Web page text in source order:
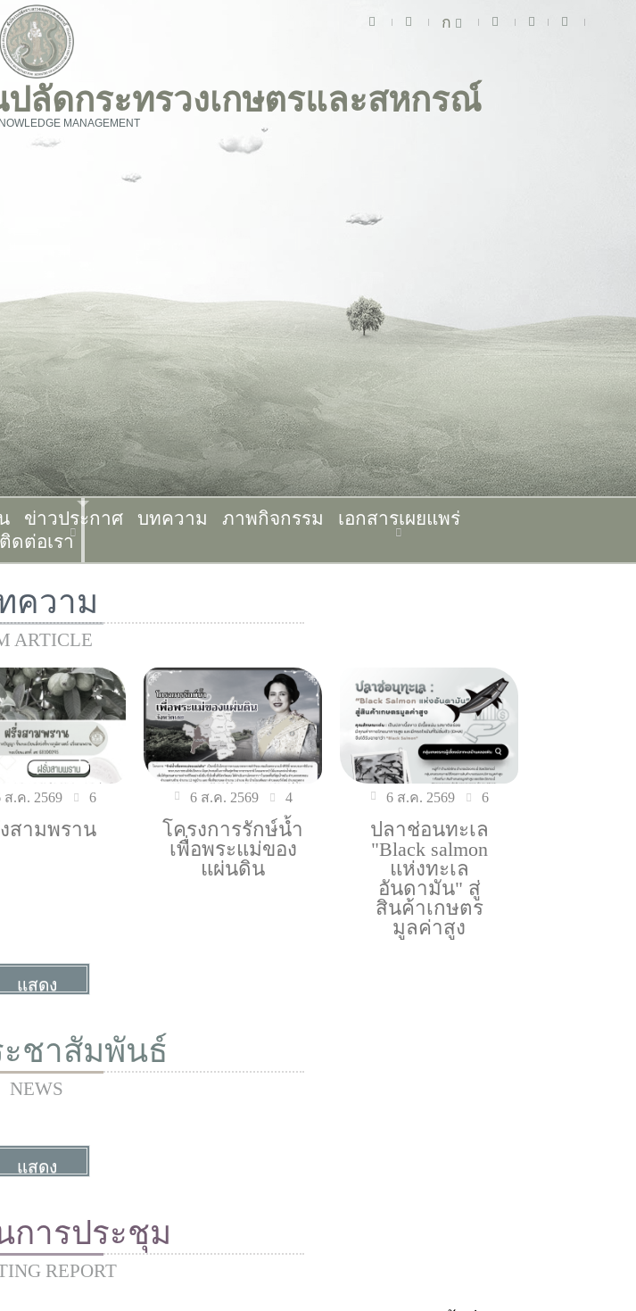
ก
ลัดกระทรวงเกษตรและสหกรณ์
MANAGEMENT
ข่าวประกาศ บทความ ภาพกิจกรรม
เอกสารเผยแพร่
ติดต่อเรา
ความ
ARTICLE
ส.ค. 2569 6
สามพราน
6 ส.ค. 2569 4
โครงการรักษ์น้ำ
เพื่อพระแม่ของ
แผ่นดิน
6 ส.ค. 2569 6
ปลาช่อนทะเล
"Black salmon
แห่งทะเล
อันดามัน" สู่
สินค้าเกษตร
มูลค่าสูง
แสดง
More
ชาสัมพันธ์
NEWS
แสดง
More
การประชุม
REPORT